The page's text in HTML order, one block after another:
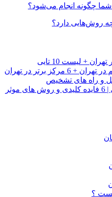
چگونه انجام می‌شود؟
روش‌هایی دارد؟
+ لیست 10 تایی
برتر در تهران
و راه های تشخیص
؟